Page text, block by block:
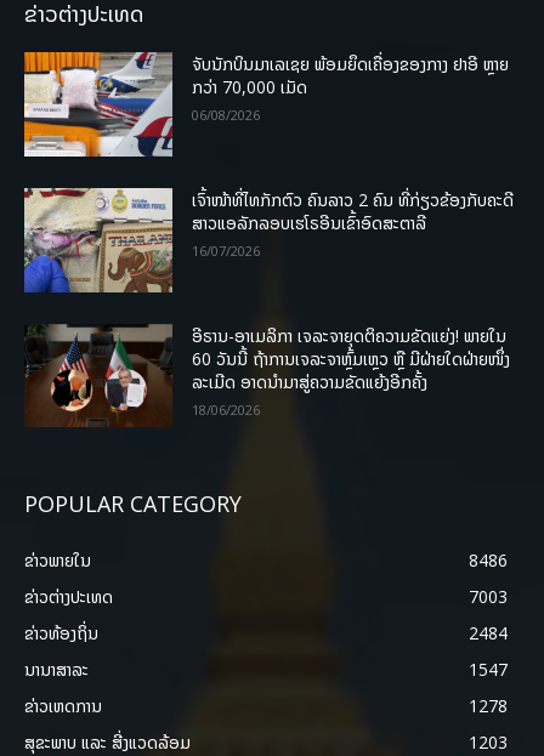
ຂ່າວຕ່າງປະເທດ
ຈັບນັກບິນມາເລເຊຍ ພ້ອມຍຶດເຄື່ອງຂອງກາງ ຢາອີ ຫຼາຍ
ກວ່າ 70,000 ເມັດ
06/08/2026
ເຈົ້າໜ້າທີ່ໄທກັກຕົວ ຄົນລາວ 2 ຄົນ ທີ່ກ່ຽວຂ້ອງກັບຄະດີ
ສາວແອລັກລອບເຮໂຣອີນເຂົ້າອົດສະຕາລີ
16/07/2026
ອີຣານ-ອາເມລິກາ ເຈລະຈາຍຸດຕິຄວາມຂັດແຍ່ງ! ພາຍໃນ
60 ວັນນີ້ ຖ້າການເຈລະຈາຫຼົ້ມເຫຼວ ຫຼື ມີຝ່າຍໃດຝ່າຍໜຶ່ງ
ລະເມີດ ອາດນໍາມາສູ່ຄວາມຂັດແຍ້ງອີກຄັ້ງ
18/06/2026
POPULAR CATEGORY
ຂ່າວພາຍ​ໃນ
8486
ຂ່າວຕ່າງປະເທດ
7003
ຂ່າວທ້ອງຖິ່ນ
2484
ນານາສາລະ
1547
ຂ່າວເຫດການ
1278
ສຸຂະພາບ ແລະ ສີ່ງແວດລ້ອມ
1203